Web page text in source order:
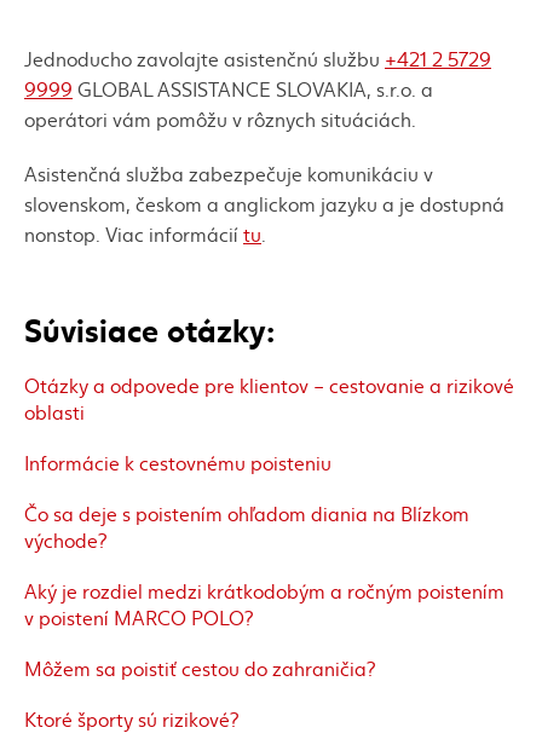
Súvisiace otázky:
Otázky a odpovede pre klientov – cestovanie a rizikové
oblasti
Informácie k cestovnému poisteniu
Čo sa deje s poistením ohľadom diania na Blízkom
východe?
Aký je rozdiel medzi krátkodobým a ročným poistením
v poistení MARCO POLO?
Môžem sa poistiť cestou do zahraničia?
Ktoré športy sú rizikové?
Jednoducho zavolajte asistenčnú službu +421 2 5729
9999 GLOBAL ASSISTANCE SLOVAKIA, s.r.o. a
operátori vám pomôžu v rôznych situáciách.
Asistenčná služba zabezpečuje komunikáciu v
slovenskom, českom a anglickom jazyku a je dostupná
nonstop. Viac informáciítu